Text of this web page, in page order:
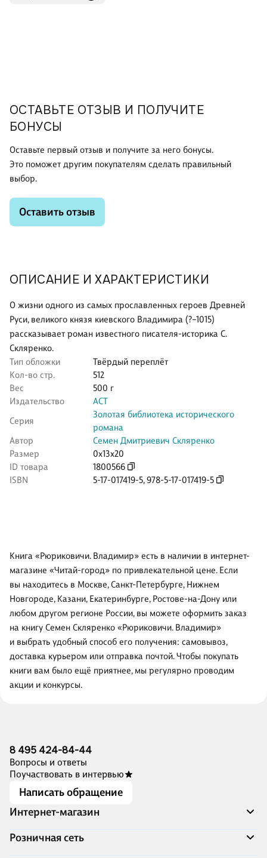
ОПИСАНИЕ И ХАРАКТЕРИСТИКИ
О жизни одного из самых прославленных героев Древней
Руси, великого князя киевского Владимира (?–1015)
рассказывает роман известного писателя-историка С.
Скляренко.
Тип обложки
Твёрдый переплёт
Кол-во стр.
512
Вес
500 г
Издательство
АСТ
Серия
Золотая библиотека исторического
романа
Автор
Семен Дмитриевич Скляренко
Размер
0x13x20
ID товара
1800566
ISBN
5-17-017419-5,978-5-17-017419-5
ОСТАВЬТЕ ОТЗЫВ И ПОЛУЧИТЕ
БОНУСЫ
Оставьте первый отзыв и получите за него бонусы.
Это поможет другим покупателям сделать правильный
выбор.
Оставить отзыв
Книга «Рюриковичи. Владимир» есть в наличии в интернет-
магазине «Читай-город» по привлекательной цене. Если
вы находитесь в Москве, Санкт-Петербурге, Нижнем
Новгороде, Казани, Екатеринбурге, Ростове-на-Дону или
любом другом регионе России, вы можете оформить заказ
на книгу Семен Скляренко «Рюриковичи. Владимир»
и выбрать удобный способ его получения: самовывоз,
доставка курьером или отправка почтой. Чтобы покупать
книги вам было ещё приятнее, мы регулярно проводим
акции и конкурсы.
8 495 424-84-44
Вопросы и ответы
Поучаствовать в интервью
Написать обращение
Интернет-магазин
Акции
Розничная сеть